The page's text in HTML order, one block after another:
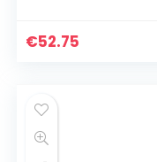
(PVC) V Type
€52.75